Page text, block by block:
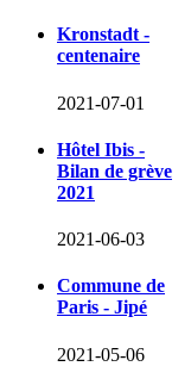
Kronstadt -
centenaire
2021-07-01
Hôtel Ibis -
Bilan de grève
2021
2021-06-03
Commune de
Paris - Jipé
2021-05-06